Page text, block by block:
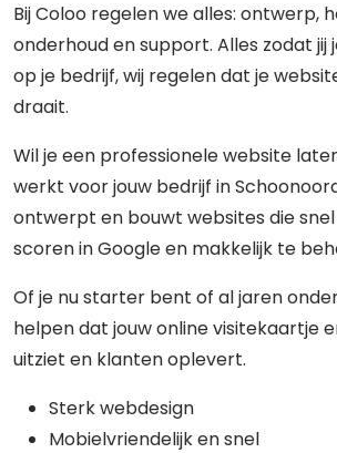
Bij Coloo regelen we alles: ontwerp,
onderhoud en support. Alles zodat jij
op je bedrijf, wij regelen dat je
draait.
Wil je een professionele website
werkt voor jouw bedrijf in
ontwerpt en bouwt websites die
scoren in Google en makkelijk te
Of je nu starter bent of al jaren
helpen dat jouw online visitekaartje
uitziet en klanten oplevert.
Sterk webdesign
Mobielvriendelijk en snel